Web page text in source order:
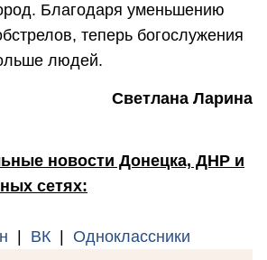
Благодаря уменьшению
теперь богослужения
людей.
Светлана Ларина
новости Донецка, ДНР и
сетях:
| ВК | Одноклассники